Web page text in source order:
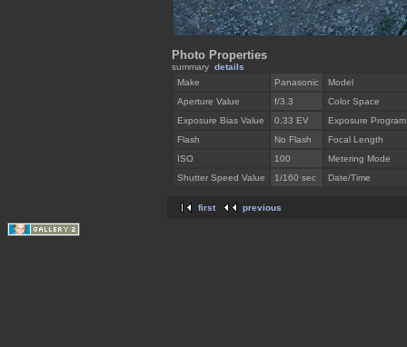
Photo Properties
summary details
Make
Panasonic
Model
Aperture Value
f/3.3
Color Space
Exposure Bias Value
0.33 EV
Exposure Program
Flash
No Flash
Focal Length
ISO
100
Metering Mode
Shutter Speed Value
1/160 sec Date/Time
first previous